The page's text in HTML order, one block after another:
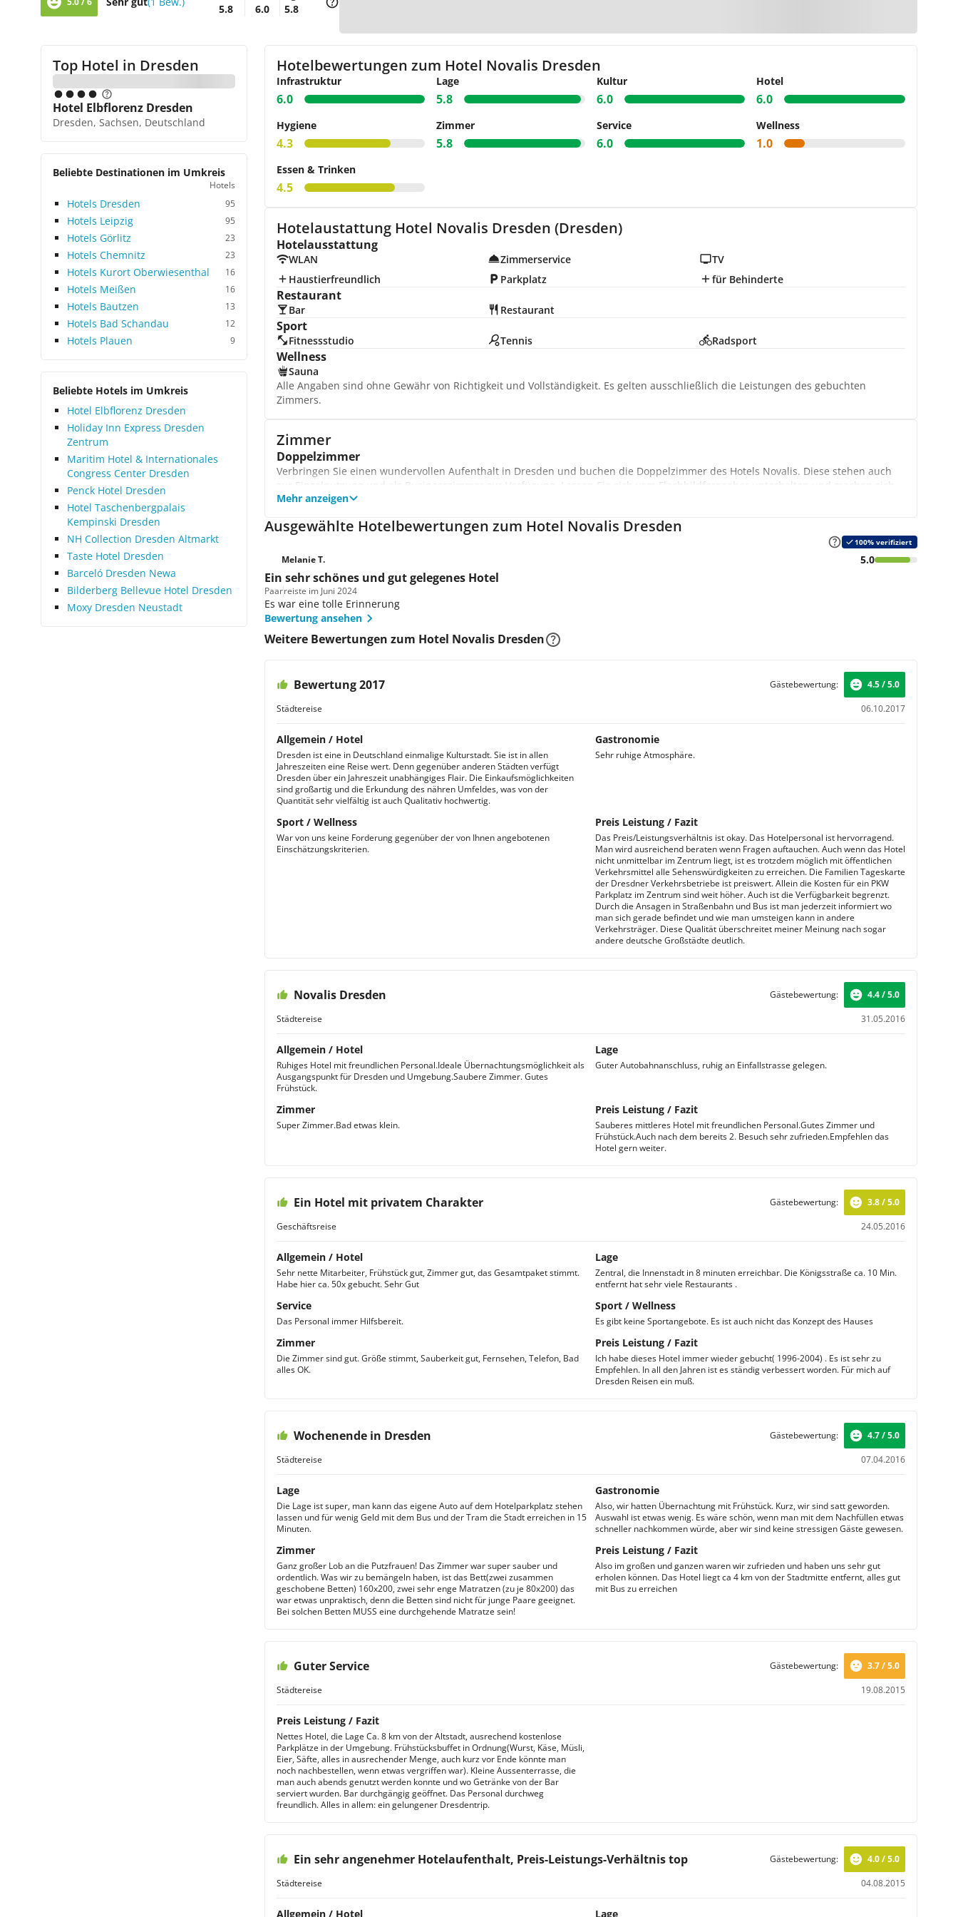
5.8
6.0
5.8
Top Hotel in Dresden
Hotel Elbflorenz Dresden
Dresden, Sachsen, Deutschland
Beliebte Destinationen im Umkreis
Hotels
Hotels Dresden 95
Hotels Leipzig 95
Hotels Görlitz 23
Hotels Chemnitz 23
Hotels Kurort Oberwiesenthal 16
Hotels Meißen 16
Hotels Bautzen 13
Hotels Bad Schandau 12
Hotels Plauen 9
Beliebte Hotels im Umkreis
Hotel Elbflorenz Dresden
Holiday Inn Express Dresden
Zentrum
Maritim Hotel & Internationales
Congress Center Dresden
Penck Hotel Dresden
Hotel Taschenbergpalais
Kempinski Dresden
NH Collection Dresden Altmarkt
Taste Hotel Dresden
Barceló Dresden Newa
Bilderberg Bellevue Hotel Dresden
Moxy Dresden Neustadt
Hotelbewertungen zum Hotel Novalis Dresden
Infrastruktur
6.0
Lage
5.8
Kultur
6.0
Hotel
6.0
Hygiene
4.3
Zimmer
5.8
Service
6.0
Wellness
1.0
Essen & Trinken
4.5
Hotelaustattung Hotel Novalis Dresden (Dresden)
Hotelausstattung
WLAN Zimmerservice
TV
Haustierfreundlich
Parkplatz für Behinderte
Restaurant
Bar Restaurant
Sport
Fitnessstudio Tennis Radsport
Wellness
Sauna
Alle Angaben sind ohne Gewähr von Richtigkeit und Vollständigkeit. Es gelten ausschließlich die Leistungen des gebuchten
Zimmers.
Zimmer
Doppelzimmer
Verbringen Sie einen wundervollen Aufenthalt in Dresden und buchen die Doppelzimmer des Hotels Novalis. Diese stehen auch
zur Einzelnutzung und als Businesszimmer zur Verfügung. Lassen Sie sich vom Flachbildfernseher unterhalten und machen sich
im Badezimmer frisch für den Abend.
Erkunden Sie das schöne Städtchen Dresden mit Ihren Lieben oder guten Freunden. Hierfür nutzen Sie die Familienzimmer des
Mehr anzeigen
Ausgewählte Hotelbewertungen zum Hotel Novalis Dresden
100% verifiziert
Melanie T. 5.0
Ein sehr schönes und gut gelegenes Hotel
Paarreiste im Juni 2024
Es war eine tolle Erinnerung
Bewertung ansehen
Weitere Bewertungen zum Hotel Novalis Dresden
Bewertung 2017
Städtereise 06.10.2017
Gästebewertung: 4.5 / 5.0
Allgemein / Hotel
Dresden ist eine in Deutschland einmalige Kulturstadt. Sie ist in allen
Jahreszeiten eine Reise wert. Denn gegenüber anderen Städten verfügt
Dresden über ein Jahreszeit unabhängiges Flair. Die Einkaufsmöglichkeiten
sind großartig und die Erkundung des nähren Umfeldes, was von der
Quantität sehr vielfältig ist auch Qualitativ hochwertig.
Gastronomie
Sehr ruhige Atmosphäre.
Sport / Wellness
War von uns keine Forderung gegenüber der von Ihnen angebotenen
Einschätzungskriterien.
Preis Leistung / Fazit
Das Preis/Leistungsverhältnis ist okay. Das Hotelpersonal ist hervorragend.
Man wird ausreichend beraten wenn Fragen auftauchen. Auch wenn das Hotel
nicht unmittelbar im Zentrum liegt, ist es trotzdem möglich mit öffentlichen
Verkehrsmittel alle Sehenswürdigkeiten zu erreichen. Die Familien Tageskarte
der Dresdner Verkehrsbetriebe ist preiswert. Allein die Kosten für ein PKW
Parkplatz im Zentrum sind weit höher. Auch ist die Verfügbarkeit begrenzt.
Durch die Ansagen in Straßenbahn und Bus ist man jederzeit informiert wo
man sich gerade befindet und wie man umsteigen kann in andere
Verkehrsträger. Diese Qualität überschreitet meiner Meinung nach sogar
andere deutsche Großstädte deutlich.
Novalis Dresden
Städtereise 31.05.2016
Gästebewertung: 4.4 / 5.0
Allgemein / Hotel
Ruhiges Hotel mit freundlichen Personal.Ideale Übernachtungsmöglichkeit als
Ausgangspunkt für Dresden und Umgebung.Saubere Zimmer. Gutes
Frühstück.
Lage
Guter Autobahnanschluss, ruhig an Einfallstrasse gelegen.
Zimmer
Super Zimmer.Bad etwas klein.
Preis Leistung / Fazit
Sauberes mittleres Hotel mit freundlichen Personal.Gutes Zimmer und
Frühstück.Auch nach dem bereits 2. Besuch sehr zufrieden.Empfehlen das
Hotel gern weiter.
Ein Hotel mit privatem Charakter
Geschäftsreise 24.05.2016
Gästebewertung: 3.8 / 5.0
Allgemein / Hotel
Sehr nette Mitarbeiter, Frühstück gut, Zimmer gut, das Gesamtpaket stimmt.
Habe hier ca. 50x gebucht. Sehr Gut
Lage
Zentral, die Innenstadt in 8 minuten erreichbar. Die Königsstraße ca. 10 Min.
entfernt hat sehr viele Restaurants .
Service
Das Personal immer Hilfsbereit.
Sport / Wellness
Es gibt keine Sportangebote. Es ist auch nicht das Konzept des Hauses
Zimmer
Die Zimmer sind gut. Größe stimmt, Sauberkeit gut, Fernsehen, Telefon, Bad
alles OK.
Preis Leistung / Fazit
Ich habe dieses Hotel immer wieder gebucht( 1996-2004) . Es ist sehr zu
Empfehlen. In all den Jahren ist es ständig verbessert worden. Für mich auf
Dresden Reisen ein muß.
Wochenende in Dresden
Städtereise 07.04.2016
Gästebewertung: 4.7 / 5.0
Lage
Die Lage ist super, man kann das eigene Auto auf dem Hotelparkplatz stehen
lassen und für wenig Geld mit dem Bus und der Tram die Stadt erreichen in 15
Minuten.
Gastronomie
Also, wir hatten Übernachtung mit Frühstück. Kurz, wir sind satt geworden.
Auswahl ist etwas wenig. Es wäre schön, wenn man mit dem Nachfüllen etwas
schneller nachkommen würde, aber wir sind keine stressigen Gäste gewesen.
Zimmer
Ganz großer Lob an die Putzfrauen! Das Zimmer war super sauber und
ordentlich. Was wir zu bemängeln haben, ist das Bett(zwei zusammen
geschobene Betten) 160x200, zwei sehr enge Matratzen (zu je 80x200) das
war etwas unpraktisch, denn die Betten sind nicht für junge Paare geeignet.
Bei solchen Betten MUSS eine durchgehende Matratze sein!
Preis Leistung / Fazit
Also im großen und ganzen waren wir zufrieden und haben uns sehr gut
erholen können. Das Hotel liegt ca 4 km von der Stadtmitte entfernt, alles gut
mit Bus zu erreichen
Guter Service
Städtereise 19.08.2015
Gästebewertung: 3.7 / 5.0
Preis Leistung / Fazit
Nettes Hotel, die Lage Ca. 8 km von der Altstadt, ausrechend kostenlose
Parkplätze in der Umgebung. Frühstücksbuffet in Ordnung(Wurst, Käse, Müsli,
Eier, Säfte, alles in ausrechender Menge, auch kurz vor Ende könnte man
noch nachbestellen, wenn etwas vergriffen war). Kleine Aussenterrasse, die
man auch abends genutzt werden konnte und wo Getränke von der Bar
serviert wurden. Bar durchgängig geöffnet. Das Personal durchweg
freundlich. Alles in allem: ein gelungener Dresdentrip.
Ein sehr angenehmer Hotelaufenthalt, Preis-Leistungs-Verhältnis top
Städtereise 04.08.2015
Gästebewertung: 4.0 / 5.0
Allgemein / Hotel Lage